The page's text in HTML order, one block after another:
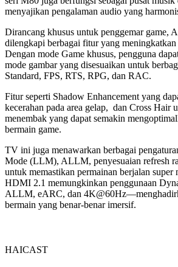
menyajikan pengalaman audio yang
Dirancang khusus untuk penggemar game,
dilengkapi berbagai fitur yang meningkatkan
Dengan mode Game khusus, pengguna
mode gambar yang disesuaikan untuk
Standard, FPS, RTS, RPG, dan RAC.
Fitur seperti Shadow Enhancement yang
kecerahan pada area gelap, dan Cross Hair
menembak yang dapat semakin
bermain game.
TV ini juga menawarkan berbagai
Mode (LLM), ALLM, penyesuaian refresh
untuk memastikan permainan berjalan super
HDMI 2.1 memungkinkan penggunaan
ALLM, eARC, dan
bermain yang benar-benar imersif.
HAICAST